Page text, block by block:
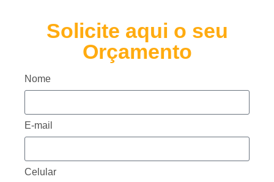
Solicite aqui o seu
Orçamento
Nome
E-mail
Celular